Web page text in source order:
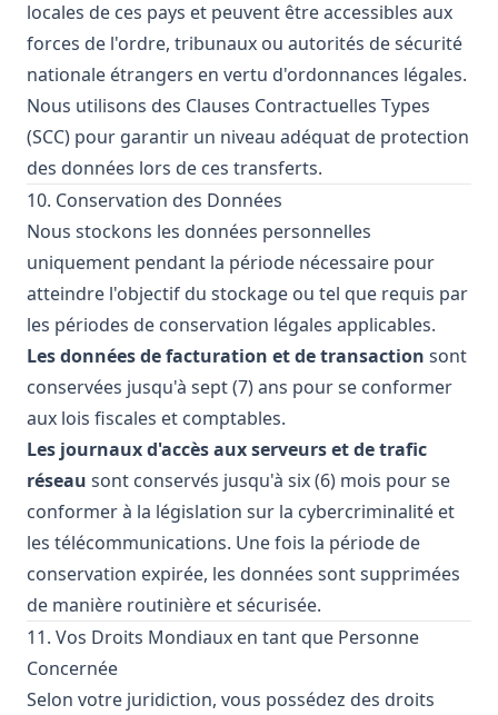
locales de ces pays et peuvent être accessibles aux
forces de l'ordre, tribunaux ou autorités de sécurité
nationale étrangers en vertu d'ordonnances légales.
Nous utilisons des Clauses Contractuelles Types
(SCC) pour garantir un niveau adéquat de protection
des données lors de ces transferts.
10. Conservation des Données
Nous stockons les données personnelles
uniquement pendant la période nécessaire pour
atteindre l'objectif du stockage ou tel que requis par
les périodes de conservation légales applicables.
Les données de facturation et de transaction sont
conservées jusqu'à sept (7) ans pour se conformer
aux lois fiscales et comptables.
Les journaux d'accès aux serveurs et de trafic
réseau sont conservés jusqu'à six (6) mois pour se
conformer à la législation sur la cybercriminalité et
les télécommunications. Une fois la période de
conservation expirée, les données sont supprimées
de manière routinière et sécurisée.
11. Vos Droits Mondiaux en tant que Personne
Concernée
Selon votre juridiction, vous possédez des droits